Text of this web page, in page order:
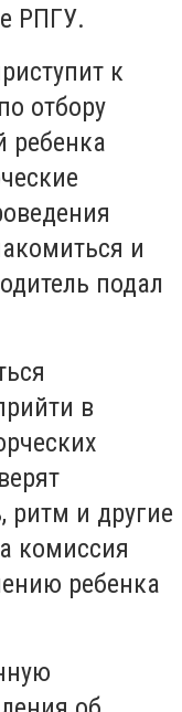
РПГУ.
к
отбору
ребенка
и
подал
в
ритм и другие
комиссия
ребенка